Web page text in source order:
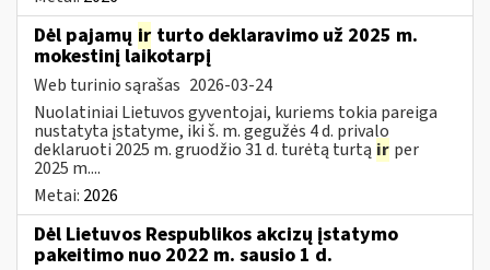
Dėl pajamų ir turto deklaravimo už 2025 m.
mokestinį laikotarpį
Web turinio sąrašas 2026-03-24
Nuolatiniai Lietuvos gyventojai, kuriems tokia pareiga
nustatyta įstatyme, iki š. m. gegužės 4 d. privalo
deklaruoti 2025 m. gruodžio 31 d. turėtą turtą ir per
2025 m....
Metai: 2026
Dėl Lietuvos Respublikos akcizų įstatymo
pakeitimo nuo 2022 m. sausio 1 d.